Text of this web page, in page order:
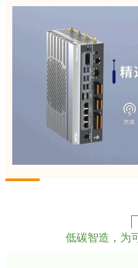
低碳智造，为